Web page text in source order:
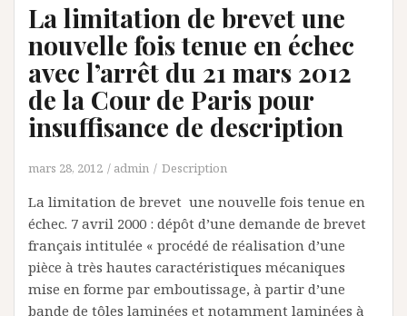
La limitation de brevet une
nouvelle fois tenue en échec
avec l’arrêt du 21 mars 2012
de la Cour de Paris pour
insuffisance de description
mars 28, 2012 admin Description
La limitation de brevet une nouvelle fois tenue en
échec. 7 avril 2000 : dépôt d’une demande de brevet
français intitulée « procédé de réalisation d’une
pièce à très hautes caractéristiques mécaniques
mise en forme par emboutissage, à partir d’une
bande de tôles laminées et notamment laminées à